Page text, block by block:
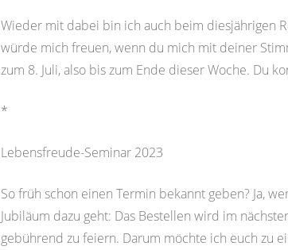
Wieder mit dabei bin ich auch beim diesjährigen
würde mich freuen, wenn du mich mit deiner
zum 8. Juli, also bis zum Ende dieser Woche. Du
*
Lebensfreude-Seminar 2023
So früh schon einen Termin bekannt geben? Ja,
Jubiläum dazu geht: Das Bestellen wird im
gebührend zu feiern. Darum möchte ich euch zu